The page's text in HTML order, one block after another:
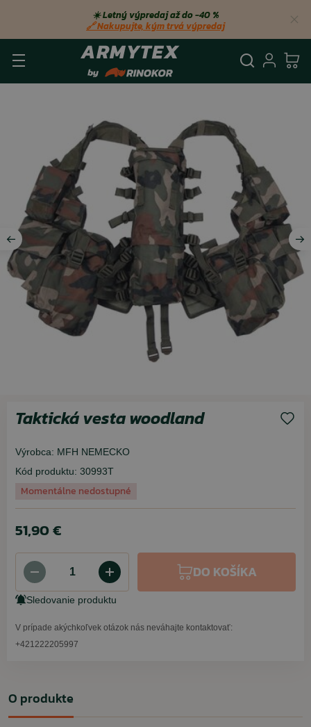
☀️ Letný výpredaj až do −40 %
🔗 Nakupujte, kým trvá výpredaj
Taktická vesta woodland
Výrobca: MFH NEMECKO
Kód produktu: 30993T
Momentálne nedostupné
51,90 €
DO KOŠÍKA
Sledovanie produktu
V prípade akýchkoľvek otázok nás neváhajte kontaktovať:
+421222205997
O produkte